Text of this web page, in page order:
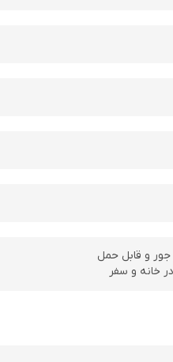
و قابل حمل
خانه و سفر